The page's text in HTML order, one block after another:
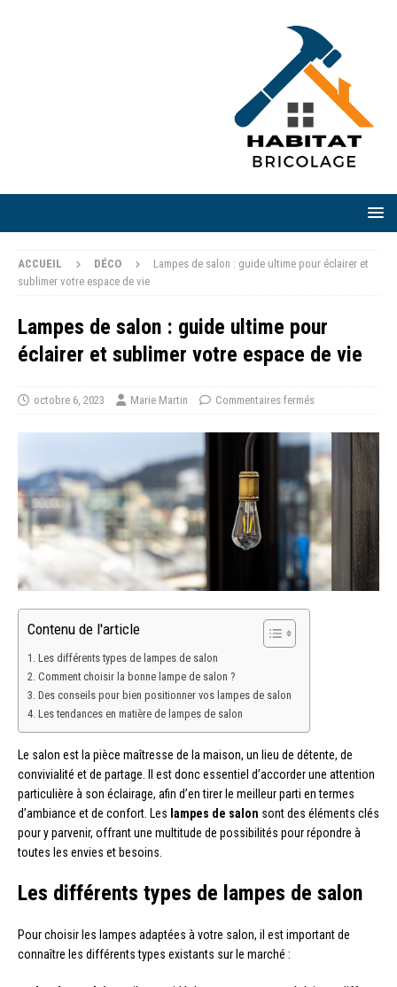
ACCUEIL DÉCO
Lampes de salon : guide ultime pour éclairer et
sublimer votre espace de vie
Lampes de salon : guide ultime pour
éclairer et sublimer votre espace de vie
octobre 6, 2023 Marie Martin Commentaires fermés
Contenu de l'article
Les différents types de lampes de salon
Comment choisir la bonne lampe de salon ?
Des conseils pour bien positionner vos lampes de salon
Les tendances en matière de lampes de salon
Le salon est la pièce maîtresse de la maison, un lieu de détente, de
convivialité et de partage. Il est donc essentiel d’accorder une attention
particulière à son éclairage, afin d’en tirer le meilleur parti en termes
d’ambiance et de confort. Les lampes de salon sont des éléments clés
pour y parvenir, offrant une multitude de possibilités pour répondre à
toutes les envies et besoins.
Les différents types de lampes de salon
Pour choisir les lampes adaptées à votre salon, il est important de
connaître les différents types existants sur le marché :